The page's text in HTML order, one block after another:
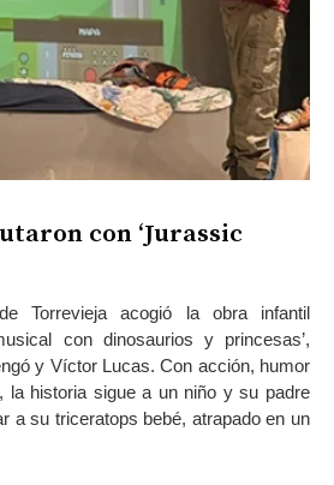
con ‘Jurassic
Torrevieja acogió la obra infantil
con dinosaurios y princesas’,
y Víctor Lucas. Con acción, humor
la historia sigue a un niño y su padre
a su triceratops bebé, atrapado en un